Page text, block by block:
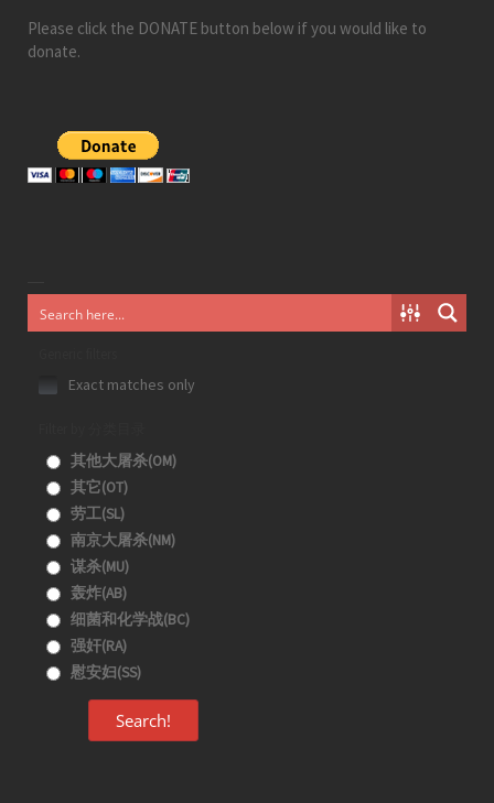
Please click the DONATE button below if you would like to
donate.
Exact matches only
其他大屠杀(OM)
其它(OT)
劳工(SL)
南京大屠杀(NM)
谋杀(MU)
轰炸(AB)
细菌和化学战(BC)
强奸(RA)
慰安妇(SS)
Search!